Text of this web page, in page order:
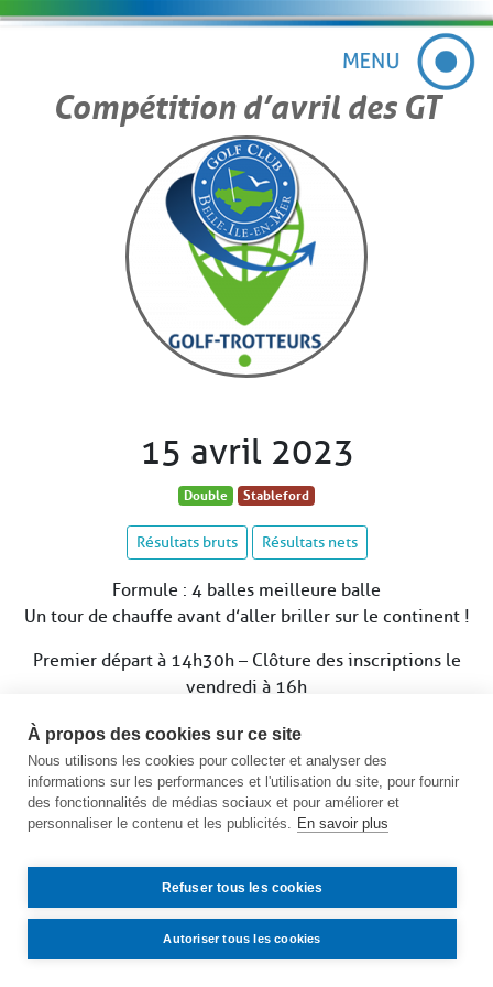
Compétition d’avril des GT
15 avril 2023
Double Stableford
Résultats bruts Résultats nets
Formule : 4 balles meilleure balle
Un tour de chauffe avant d’aller briller sur le continent !
Premier départ à 14h30h – Clôture des inscriptions le
vendredi à 16h
et Golf-trotteuses du club)
Voir le calendrier des compétitions
À propos des cookies sur ce site
Nous utilisons les cookies pour collecter et analyser des
informations sur les performances et l'utilisation du site, pour fournir
des fonctionnalités de médias sociaux et pour améliorer et
personnaliser le contenu et les publicités. En savoir plus
Refuser tous les cookies
Autoriser tous les cookies